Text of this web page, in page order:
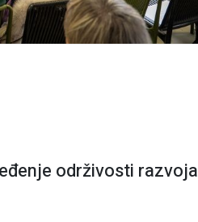
održivosti razvoja